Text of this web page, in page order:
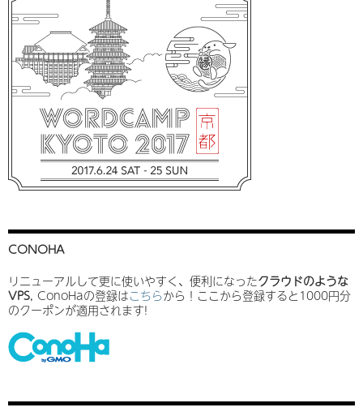
CONOHA
リニューアルして更に使いやすく、便利になったクラウドのような
VPS, ConoHaの登録はこちらから！ここから登録すると1000円分
のクーポンが適用されます!